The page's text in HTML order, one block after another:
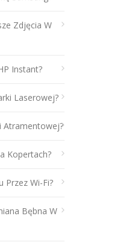
Zdjęcia W
Instant?
Laserowej?
Atramentowej?
Kopertach?
Przez Wi-Fi?
Bębna W